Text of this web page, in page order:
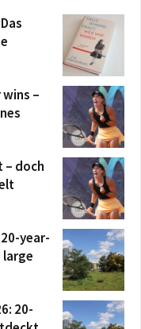
–
– doch
year-
20-